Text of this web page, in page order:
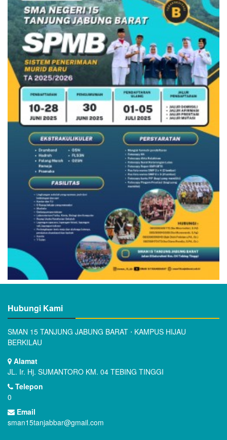
Hubungi Kami
SMAN 15 TANJUNG JABUNG BARAT ⋅ KAMPUS HIJAU
BERKILAU
Alamat
JL. Ir. Hj. SUMANTORO KM. 04 TEBING TINGGI
Telepon
0
Email
sman15tanjabbar@gmail.com